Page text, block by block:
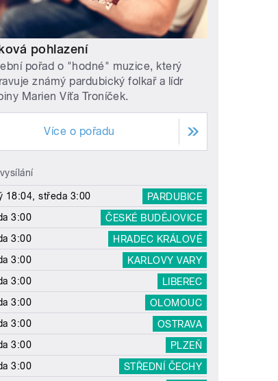
pohlazení
pořad o "hodné" muzice, který
známý pardubický folkař a lídr
Marien Víťa Troníček.
Více o pořadu
18:04, středa 3:00
PARDUBICE
3:00
ČESKÉ BUDĚJOVICE
3:00
HRADEC KRÁLOVÉ
3:00
KARLOVY VARY
3:00
LIBEREC
3:00
OLOMOUC
3:00
OSTRAVA
3:00
PLZEŇ
3:00
STŘEDNÍ ČECHY